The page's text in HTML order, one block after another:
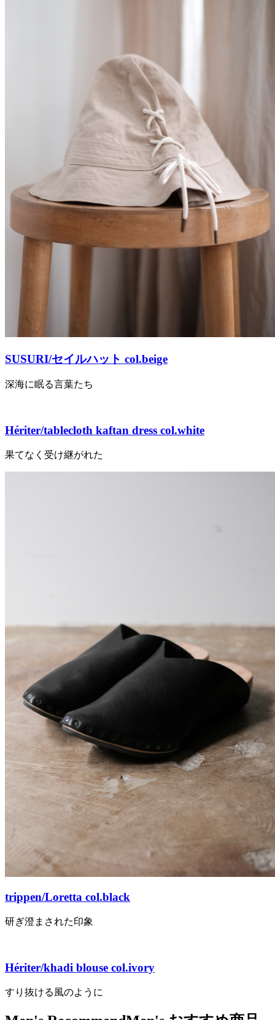
SUSURI/セイルハット col.beige
深海に眠る言葉たち
Hériter/tablecloth kaftan dress col.white
果てなく受け継がれた
trippen/Loretta col.black
研ぎ澄まされた印象
Hériter/khadi blouse col.ivory
すり抜ける風のように